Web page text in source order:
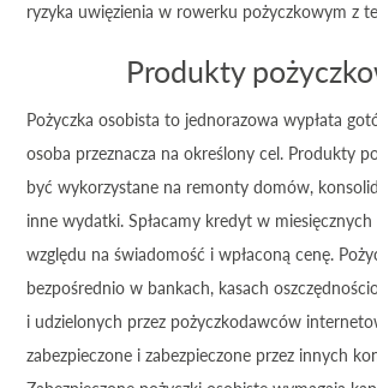
ryzyka uwięzienia w rowerku pożyczkowym z
Produkty
Pożyczka osobista to jednorazowa wypłata
osoba przeznacza na określony cel. Produkty
być wykorzystane na remonty domów,
inne wydatki. Spłacamy kredyt w miesięcznych
względu na świadomość i wpłaconą cenę.
bezpośrednio w bankach, kasach
i udzielonych przez pożyczkodawców
zabezpieczone i zabezpieczone przez innych